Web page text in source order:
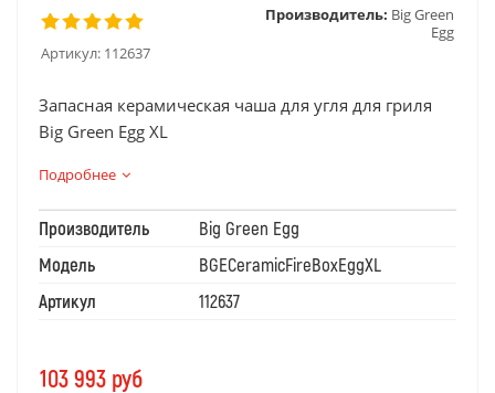
Артикул: 112637
Производитель: Big Green
Egg
Запасная керамическая чаша для угля для гриля
Big Green Egg XL
Подробнее
Производитель
Big Green Egg
Модель
BGECeramicFireBoxEggXL
Артикул
112637
103 993 руб